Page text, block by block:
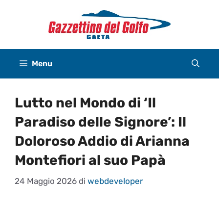
Menu
Lutto nel Mondo di ‘Il
Paradiso delle Signore’: Il
Doloroso Addio di Arianna
Montefiori al suo Papà
24 Maggio 2026 di webdeveloper